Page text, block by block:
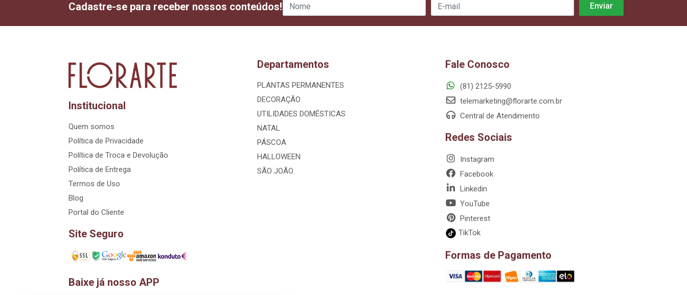
Cadastre-se para receber nossos conteúdos!
Institucional
Quem somos
Política de Privacidade
Política de Troca e Devolução
Política de Entrega
Termos de Uso
Blog
Portal do Cliente
Site Seguro
Baixe já nosso APP
Departamentos
PLANTAS PERMANENTES
DECORAÇÃO
UTILIDADES DOMÉSTICAS
NATAL
PÁSCOA
HALLOWEEN
SÃO JOÃO
Fale Conosco
(81) 2125-5990
telemarketing@florarte.com.br
Central de Atendimento
Redes Sociais
Instagram
Facebook
Linkedin
YouTube
Pinterest
TikTok
Formas de Pagamento